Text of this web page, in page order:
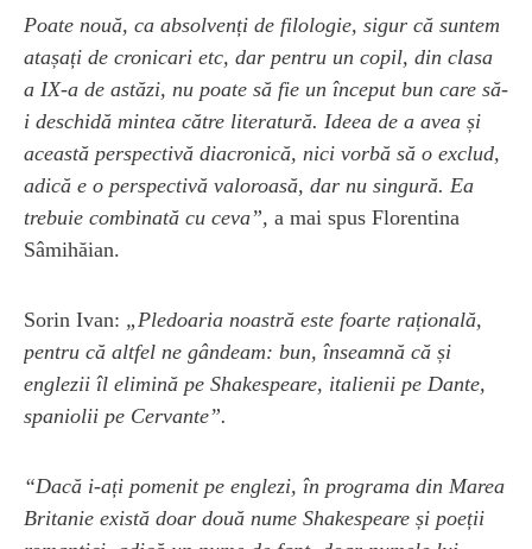
Poate nouă, ca absolvenți de filologie, sigur că suntem
atașați de cronicari etc, dar pentru un copil, din clasa
a IX-a de astăzi, nu poate să fie un început bun care să-
i deschidă mintea către literatură. Ideea de a avea și
această perspectivă diacronică, nici vorbă să o exclud,
adică e o perspectivă valoroasă, dar nu singură. Ea
trebuie combinată cu ceva”, a mai spus Florentina
Sâmihăian.
Sorin Ivan: „Pledoaria noastră este foarte rațională,
pentru că altfel ne gândeam: bun, înseamnă că și
englezii îl elimină pe Shakespeare, italienii pe Dante,
spaniolii pe Cervante”.
“Dacă i-ați pomenit pe englezi, în programa din Marea
Britanie există doar două nume Shakespeare și poeții